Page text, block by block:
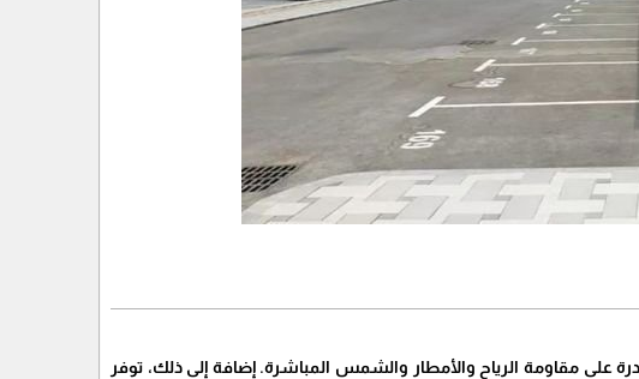
على مقاومة الرياح والأمطار والشمس المباشرة. إضافة إلى ذلك، توفر